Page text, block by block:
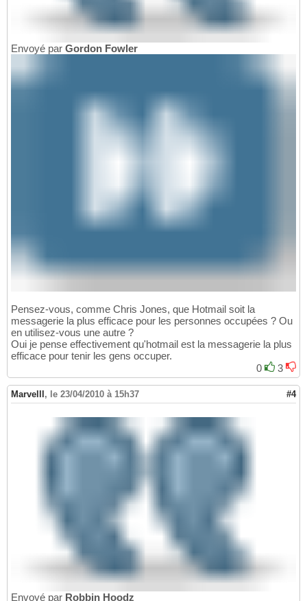
Envoyé par Gordon Fowler
Pensez-vous, comme Chris Jones, que Hotmail soit la
messagerie la plus efficace pour les personnes occupées ? Ou
en utilisez-vous une autre ?
Oui je pense effectivement qu'hotmail est la messagerie la plus
efficace pour tenir les gens occuper.
0
3
Marvelll , le 23/04/2010 à 15h37 #4
Envoyé par Robbin Hoodz